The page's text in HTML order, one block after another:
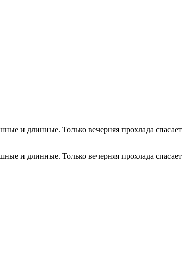
и длинные. Только вечерняя прохлада спасает
и длинные. Только вечерняя прохлада спасает